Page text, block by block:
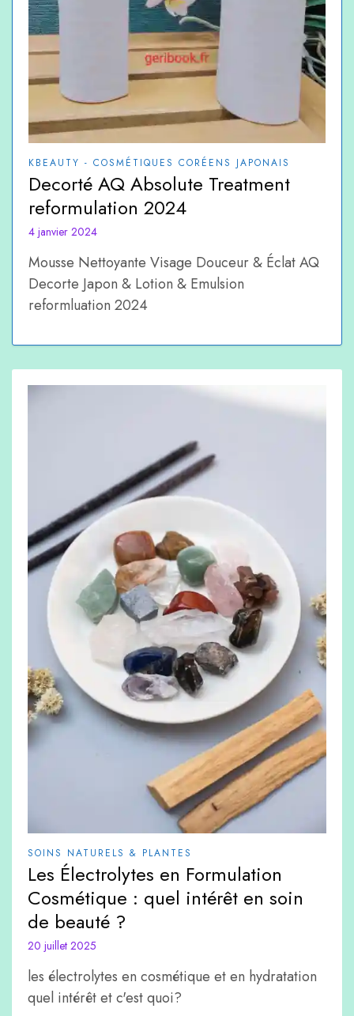
KBEAUTY - COSMÉTIQUES CORÉENS JAPONAIS
Decorté AQ Absolute Treatment
reformulation 2024
4 janvier 2024
Mousse Nettoyante Visage Douceur & Éclat AQ
Decorte Japon & Lotion & Emulsion
reformluation 2024
SOINS NATURELS & PLANTES
Les Électrolytes en Formulation
Cosmétique : quel intérêt en soin
de beauté ?
20 juillet 2025
les électrolytes en cosmétique et en hydratation
quel intérêt et c'est quoi?